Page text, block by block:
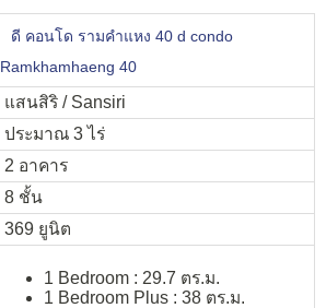
ดี คอนโด รามคำแหง 40 d condo
Ramkhamhaeng 40
แสนสิริ / Sansiri
ประมาณ 3 ไร่
2 อาคาร
8 ชั้น
369 ยูนิต
1 Bedroom : 29.7 ตร.ม.
1 Bedroom Plus : 38 ตร.ม.